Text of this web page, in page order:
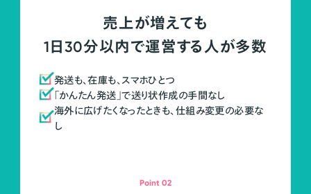
売上が増えても
1日30分以内で運営する人が多数
発送も、在庫も、スマホひとつ
「かんたん発送」で送り状作成の手間なし
海外に広げたくなったときも、仕組み変更の必要な
し
Point 02